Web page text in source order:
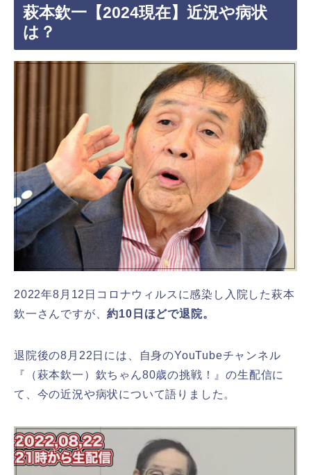
萩本欽一【2024現在】近況や病状
は？
2022年8月12日コロナウィルスに感染し入院した萩本
欽一さんですが、約10日ほどで退院。
退院後の8月22日には、自身のYouTubeチャンネル
『（萩本欽一）欽ちゃん80歳の挑戦！』の生配信に
て、今の近況や病状について語りました。